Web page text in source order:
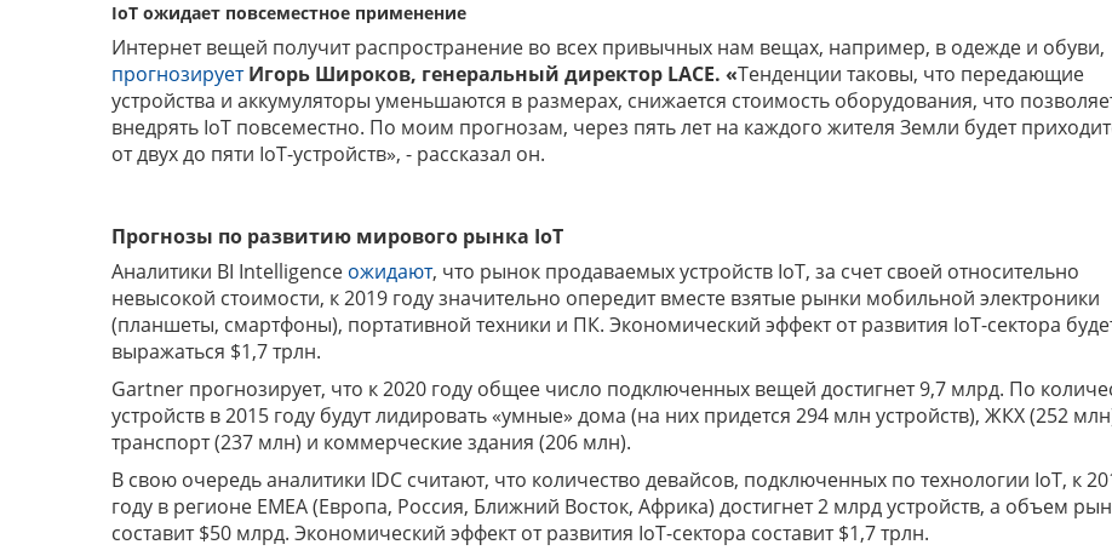
IoT ожидает повсеместное применение
Интернет вещей получит распространение во всех привычных нам вещах, например, в одежде и обуви,
прогнозирует Игорь Широков, генеральный директор LACE. «Тенденции таковы, что передающие
устройства и аккумуляторы уменьшаются в размерах, снижается стоимость оборудования, что
внедрять IoT повсеместно. По моим прогнозам, через пять лет на каждого жителя Земли будет
от двух до пяти IoT-устройств», - рассказал он.
Прогнозы по развитию мирового рынка IoT
Аналитики BI Intelligence ожидают, что рынок продаваемых устройств IoT, за счет своей относительно
невысокой стоимости, к 2019 году значительно опередит вместе взятые рынки мобильной электроники
(планшеты, смартфоны), портативной техники и ПК. Экономический эффект от развития IoT-сектора
выражаться $1,7 трлн.
Gartner прогнозирует, что к 2020 году общее число подключенных вещей достигнет 9,7 млрд. По
устройств в 2015 году будут лидировать «умные» дома (на них придется 294 млн устройств), ЖКХ (252
транспорт (237 млн) и коммерческие здания (206 млн).
В свою очередь аналитики IDC считают, что количество девайсов, подключенных по технологии IoT, к
году в регионе ЕМЕА (Европа, Россия, Ближний Восток, Африка) достигнет 2 млрд устройств, а объем
составит $50 млрд. Экономический эффект от развития IoT-сектора составит $1,7 трлн.